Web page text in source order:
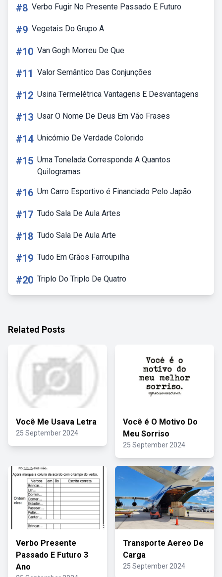
#8 Verbo Fugir No Presente Passado E Futuro
#9 Vegetais Do Grupo A
#10 Van Gogh Morreu De Que
#11 Valor Semântico Das Conjunções
#12 Usina Termelétrica Vantagens E Desvantagens
#13 Usar O Nome De Deus Em Vão Frases
#14 Unicórnio De Verdade Colorido
#15 Uma Tonelada Corresponde A Quantos
Quilogramas
#16 Um Carro Esportivo é Financiado Pelo Japão
#17 Tudo Sala De Aula Artes
#18 Tudo Sala De Aula Arte
#19 Tudo Em Grãos Farroupilha
#20 Triplo Do Triplo De Quatro
Related Posts
Você Me Usava Letra
25 September 2024
Você é O Motivo Do
Meu Sorriso
25 September 2024
Verbo Presente
Passado E Futuro 3
Ano
Transporte Aereo De
Carga
25 September 2024